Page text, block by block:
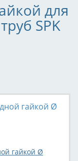
для
SPK
гайкой Ø